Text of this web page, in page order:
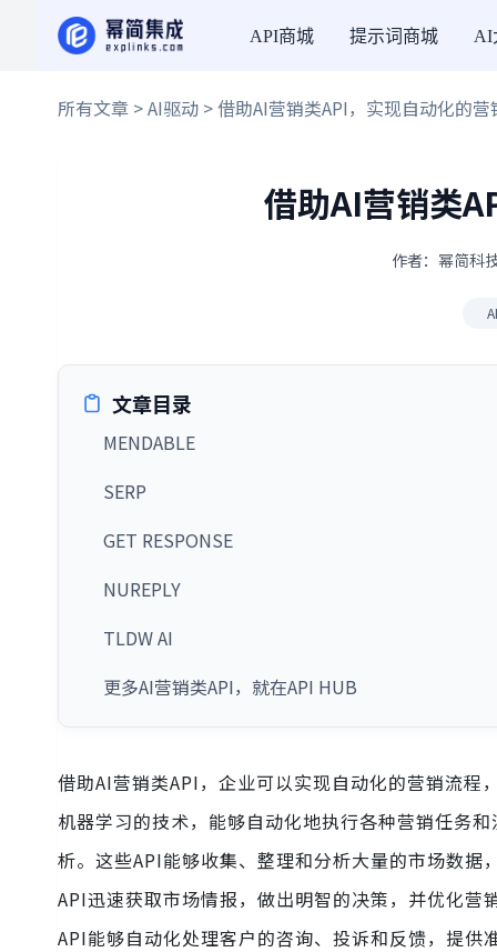
API商城 提示词商城 AI
所有文章 >AI驱动 > 借助AI营销类API，实现自动化的营
借助AI营销类
作者：幂简科
文章目录
MENDABLE
SERP
GET RESPONSE
NUREPLY
TLDW AI
更多AI营销类API，就在API HUB
借助AI营销类API，企业可以实现自动化的营销流
机器学习的技术，能够自动化地执行各种营销任务
析。这些API能够收集、整理和分析大量的市场数
API迅速获取市场情报，做出明智的决策，并优化
API能够自动化处理客户的咨询、投诉和反馈，提